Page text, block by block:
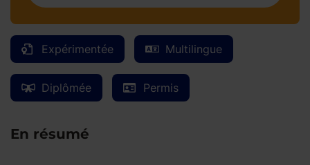
Expérimentée Multilingue
Diplômée Permis
En résumé